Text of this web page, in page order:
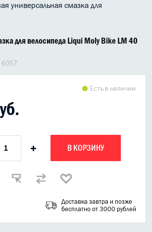
универсальная смазка для
для велосипеда Liqui Moly Bike LM 40
6057
Есть в наличии
+ В КОРЗИНУ
Доставка завтра и позже
бесплатно от 3000 рублей